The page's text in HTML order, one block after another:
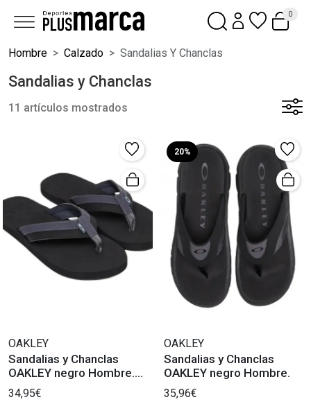
0
Hombre Calzado Sandalias Y Chanclas
Sandalias y Chanclas
11 artículos mostrados
OAKLEY
Sandalias y Chanclas
OAKLEY negro Hombre.
(44 caracteres)
34,95€
20%
OAKLEY
Sandalias y Chanclas
OAKLEY negro Hombre.
35,96€